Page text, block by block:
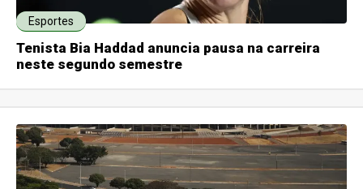
Esportes
Tenista Bia Haddad anuncia pausa na carreira
neste segundo semestre